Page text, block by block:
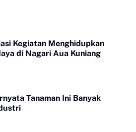
Kegiatan Menghidupkan
di Nagari Aua Kuniang
Tanaman Ini Banyak